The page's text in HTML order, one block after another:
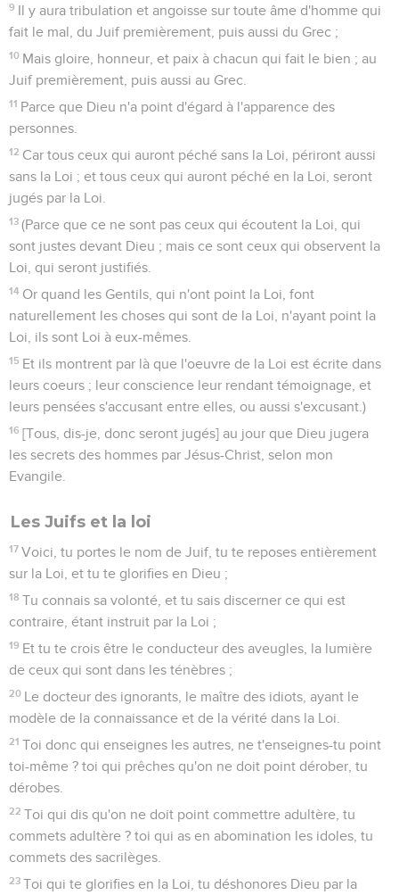
9 Il y aura tribulation et angoisse sur toute âme d'homme qui
fait le mal, du Juif premièrement, puis aussi du Grec ;
10 Mais gloire, honneur, et paix à chacun qui fait le bien ; au
Juif premièrement, puis aussi au Grec.
11 Parce que Dieu n'a point d'égard à l'apparence des
personnes.
12 Car tous ceux qui auront péché sans la Loi, périront aussi
sans la Loi ; et tous ceux qui auront péché en la Loi, seront
jugés par la Loi.
13 (Parce que ce ne sont pas ceux qui écoutent la Loi, qui
sont justes devant Dieu ; mais ce sont ceux qui observent la
Loi, qui seront justifiés.
14 Or quand les Gentils, qui n'ont point la Loi, font
naturellement les choses qui sont de la Loi, n'ayant point la
Loi, ils sont Loi à eux-mêmes.
15 Et ils montrent par là que l'oeuvre de la Loi est écrite dans
leurs coeurs ; leur conscience leur rendant témoignage, et
leurs pensées s'accusant entre elles, ou aussi s'excusant.)
16 [Tous, dis-je, donc seront jugés] au jour que Dieu jugera
les secrets des hommes par Jésus-Christ, selon mon
Evangile.
Les Juifs et la loi
17 Voici, tu portes le nom de Juif, tu te reposes entièrement
sur la Loi, et tu te glorifies en Dieu ;
18 Tu connais sa volonté, et tu sais discerner ce qui est
contraire, étant instruit par la Loi ;
19 Et tu te crois être le conducteur des aveugles, la lumière
de ceux qui sont dans les ténèbres ;
20 Le docteur des ignorants, le maître des idiots, ayant le
modèle de la connaissance et de la vérité dans la Loi.
21 Toi donc qui enseignes les autres, ne t'enseignes-tu point
toi-même ? toi qui prêches qu'on ne doit point dérober, tu
dérobes.
22 Toi qui dis qu'on ne doit point commettre adultère, tu
commets adultère ? toi qui as en abomination les idoles, tu
commets des sacrilèges.
23 Toi qui te glorifies en la Loi, tu déshonores Dieu par la